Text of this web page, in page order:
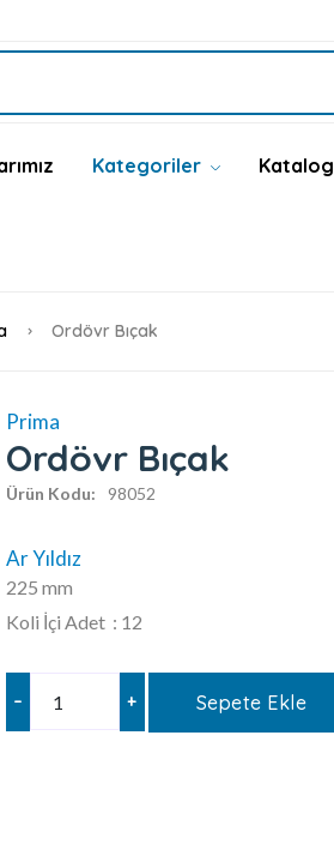
Kategoriler Katalog
Ordövr Bıçak
Prima
Ordövr Bıçak
Ürün Kodu: 98052
Ar Yıldız
225 mm
Koli İçi Adet : 12
– + Sepete Ekle